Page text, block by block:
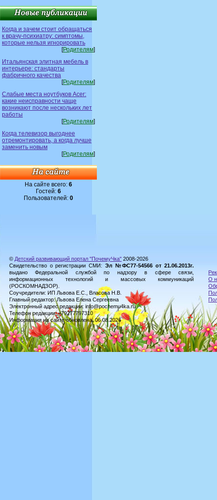
Когда и зачем стоит обращаться
к врачу-психиатру: симптомы,
которые нельзя игнорировать
[Родителям]
Итальянская элитная мебель в
интерьере: стандарты
фабричного качества
[Родителям]
Слабые места ноутбуков Acer:
какие неисправности чаще
возникают после нескольких лет
работы
[Родителям]
Когда телевизор выгоднее
отремонтировать, а когда лучше
заменить новым
[Родителям]
На сайте всего: 6
Гостей: 6
Пользователей: 0
© Детский развивающий портал "ПочемуЧка" 2008-2026
Свидетельство о регистрации СМИ: Эл №ФС77-54566 от 21.06.2013г.
выдано Федеральной службой по надзору в сфере связи,
информационных технологий и массовых коммуникаций
(РОСКОМНАДЗОР).
Соучредители: ИП Львова Е.С., Власова Н.В.
Главный редактор: Львова Елена Сергеевна
Электронный адрес редакции: info@pochemu4ka.ru
Телефон редакции: +79277797310
Информация на сайте обновлена: 06.08.2026
О